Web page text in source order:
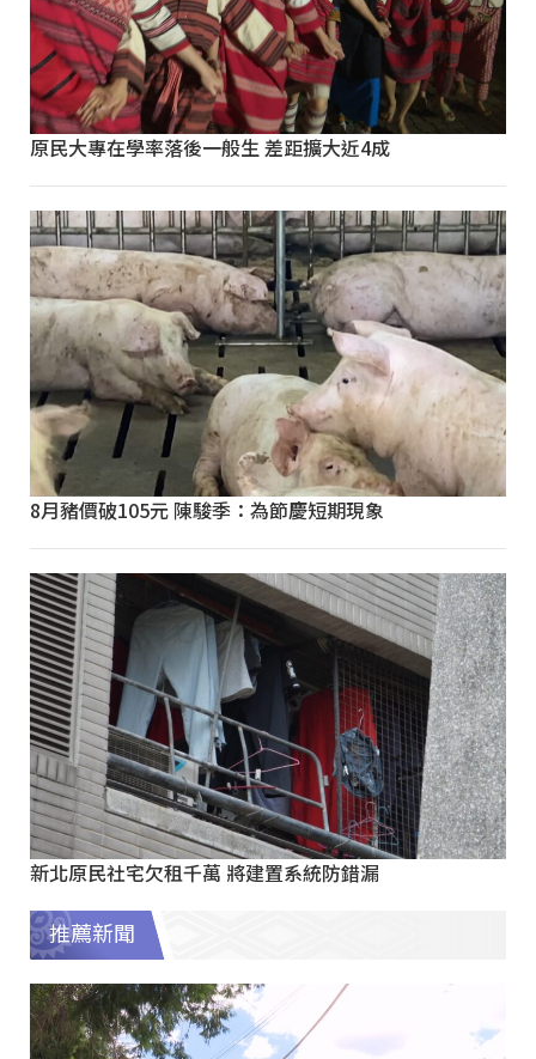
原民大專在學率落後一般生 差距擴大近4成
8月豬價破105元 陳駿季：為節慶短期現象
新北原民社宅欠租千萬 將建置系統防錯漏
推薦新聞